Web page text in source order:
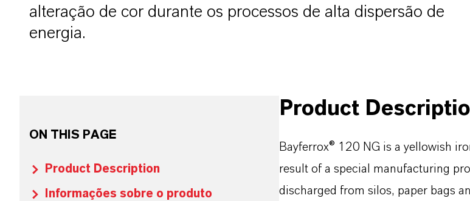
alteração de cor durante os processos de alta dispersão de
energia.
ON THIS PAGE
Product Description
Informações sobre o produto
Product
Bayferrox® 120 NG is a yellowish
result of a special manufacturing
discharged from silos, paper bags